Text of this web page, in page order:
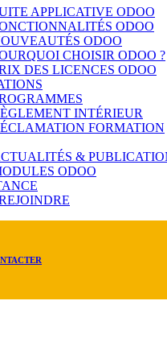
APPLICATIVE ODOO
ODOO
ODOO
CHOISIR ODOO ?
DES LICENCES ODOO
INTÉRIEUR
FORMATION
&
ODOO